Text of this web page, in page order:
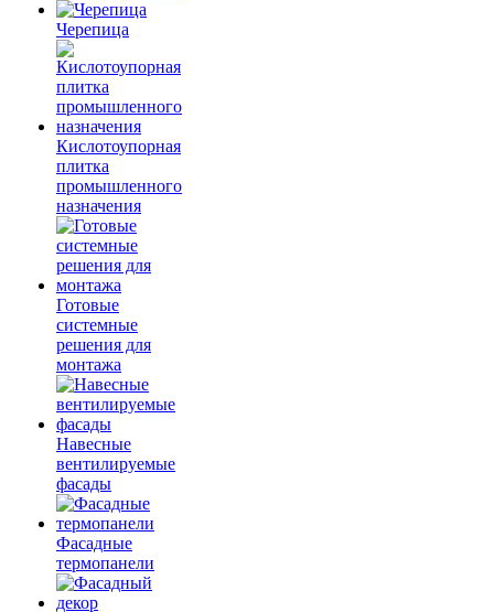
Черепица
Кислотоупорная
плитка
промышленного
назначения
Готовые
системные
решения для
монтажа
Навесные
вентилируемые
фасады
Фасадные
термопанели